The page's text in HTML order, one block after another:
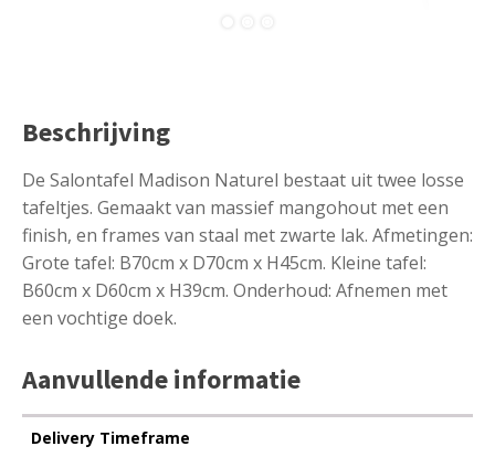
Beschrijving
De Salontafel Madison Naturel bestaat uit twee losse
tafeltjes. Gemaakt van massief mangohout met een
finish, en frames van staal met zwarte lak. Afmetingen:
Grote tafel: B70cm x D70cm x H45cm. Kleine tafel:
B60cm x D60cm x H39cm. Onderhoud: Afnemen met
een vochtige doek.
Aanvullende informatie
Delivery Timeframe